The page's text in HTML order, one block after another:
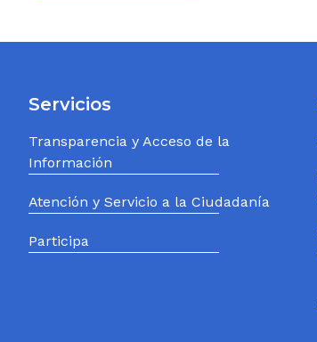
Servicios
Transparencia y Acceso de la
Información
Atención y Servicio a la Ciudadanía
Participa